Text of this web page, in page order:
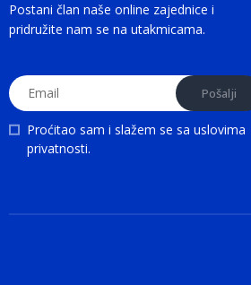
Postani član naše online zajednice i
pridružite nam se na utakmicama.
Proćitao sam i slažem se sa uslovima
privatnosti.